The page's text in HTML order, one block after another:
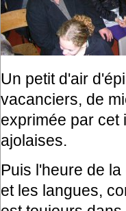
Un petit d'air
vacanciers, de
exprimée par cet
ajolaises.
Puis l'heure de
et les langues,